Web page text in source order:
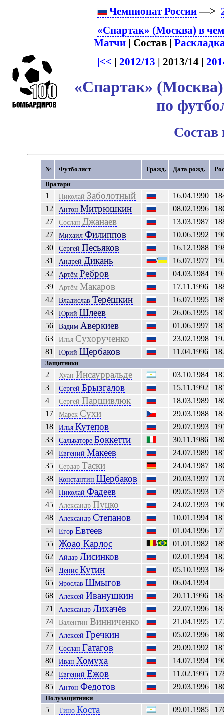
Чемпионат России—>
«Спартак» (Москва) в
Матчи | Состав |
|<< | 2012/13 | 2013/14 |
«Спартак»
по
№ Футболист Гражд. Дата рожд.
Вратари
1 Николай Заболотный 16.04.1990
12
Антон Митрюшкин 08.02.1996
27
Сослан Джанаев 13.03.1987
27
Михаил Филиппов 10.06.1992
30
Сергей Песьяков 16.12.1988
31
Андрей Дикань / 16.07.1977
32
Артём Ребров 04.03.1984
39
Артём Макаров 17.11.1996
42
Владислав Терёшкин 16.07.1995
43
Юрий Шлеев 26.06.1995
56
Вадим Аверкиев 01.06.1997
63
Илья Сухорученко 23.02.1998
81
Юрий Щербаков 11.04.1996
Защитники
2 Хуан Инсаурральде 03.10.1984
3
Сергей Брызгалов 15.11.1992
4
Сергей Паршивлюк 18.03.1989
17
Марек Сухи 29.03.1988
18
Илья Кутепов 29.07.1993
33
Сальваторе Боккетти 30.11.1986
34
Евгений Макеев 24.07.1989
35
Сердар Таски 24.04.1987
38
Константин Щербаков 20.03.1997
44
Николай Фадеев 09.05.1993
45
Александр Пуцко 24.02.1993
48
Александр Степанов 10.01.1994
54
Егор Евтеев 01.04.1996
55
Жоао Карлос / 01.01.1982
62
Айдар Лисинков 02.01.1994
64
Денис Кутин 05.10.1993
65
Ярослав Шмыгов
06.04.1994
68
Алексей Иванушкин 20.11.1996
71
Александр Лихачёв 22.07.1996
74
Валентин Винниченко 21.04.1995
75
Алексей Гречкин 05.02.1996
77
Сослан Гатагов 29.09.1992
80
Иван Хомуха 14.07.1994
82
Евгений Ежов 11.02.1995
85
Антон Федотов 29.03.1996
Полузащитники
5 Тино Коста 09.01.1985